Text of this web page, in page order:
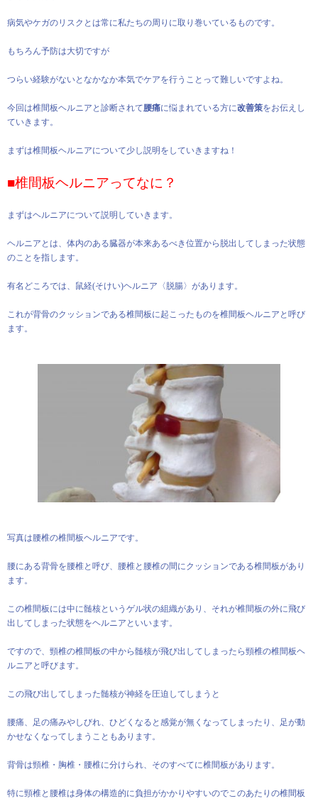
病気やケガのリスクとは常に私たちの周りに取り巻いているものです。
もちろん予防は大切ですが
つらい経験がないとなかなか本気でケアを行うことって難しいですよね。
今回は椎間板ヘルニアと診断されて腰痛に悩まれている方に改善策をお伝えし
ていきます。
まずは椎間板ヘルニアについて少し説明をしていきますね！
■椎間板ヘルニアってなに？
まずはヘルニアについて説明していきます。
ヘルニアとは、体内のある臓器が本来あるべき位置から脱出してしまった状態
のことを指します。
有名どころでは、鼠経(そけい)ヘルニア〈脱腸〉があります。
これが背骨のクッションである椎間板に起こったものを椎間板ヘルニアと呼び
ます。
写真は腰椎の椎間板ヘルニアです。
腰にある背骨を腰椎と呼び、腰椎と腰椎の間にクッションである椎間板があり
ます。
この椎間板には中に髄核というゲル状の組織があり、それが椎間板の外に飛び
出してしまった状態をヘルニアといいます。
ですので、頸椎の椎間板の中から髄核が飛び出してしまったら頸椎の椎間板ヘ
ルニアと呼びます。
この飛び出してしまった髄核が神経を圧迫してしまうと
腰痛、足の痛みやしびれ、ひどくなると感覚が無くなってしまったり、足が動
かせなくなってしまうこともあります。
背骨は頸椎・胸椎・腰椎に分けられ、そのすべてに椎間板があります。
特に頸椎と腰椎は身体の構造的に負担がかかりやすいのでこのあたりの椎間板